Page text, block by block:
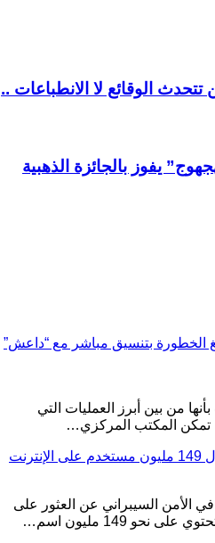
الوقائع لا الانطباعات ..
يفوز بالجائزة الذهبية
الخطورة بتنسيق مباشر مع “داعش”
من بين أبرز العمليات التي
السيبراني عن العثور على
149 مليون اسم…